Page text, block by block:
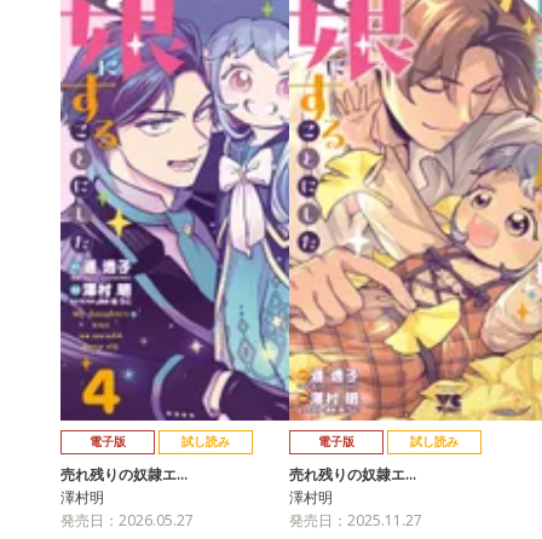
電子版 試し読み
売れ残りの奴隷エ…
澤村明
発売日：2026.05.27
電子版 試し読み
売れ残りの奴隷エ…
澤村明
発売日：2025.11.27